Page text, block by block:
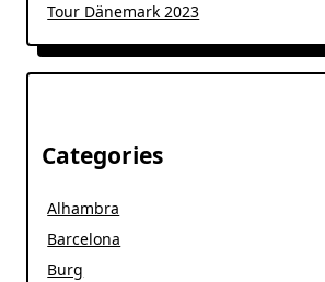
Tour Dänemark 2023
Categories
Alhambra
Barcelona
Burg